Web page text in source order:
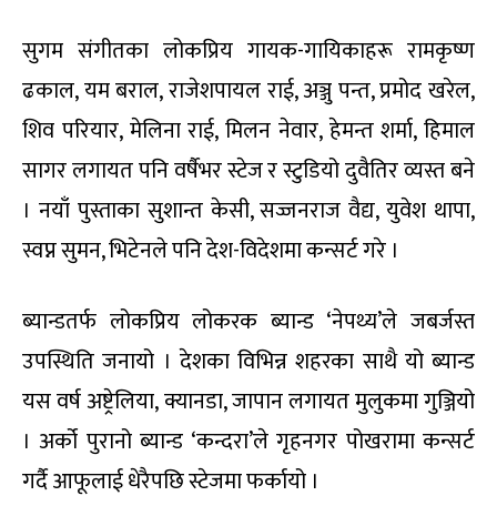
सुगम संगीतका लोकप्रिय गायक-गायिकाहरू रामकृष्ण
ढकाल, यम बराल, राजेशपायल राई, अञ्जु पन्त, प्रमोद खरेल,
शिव परियार, मेलिना राई, मिलन नेवार, हेमन्त शर्मा, हिमाल
सागर लगायत पनि वर्षैभर स्टेज र स्टुडियो दुवैतिर व्यस्त बने
। नयाँ पुस्ताका सुशान्त केसी, सज्जनराज वैद्य, युवेश थापा,
स्वप्न सुमन, भिटेनले पनि देश-विदेशमा कन्सर्ट गरे ।
ब्यान्डतर्फ लोकप्रिय लोकरक ब्यान्ड ‘नेपथ्य’ले जबर्जस्त
उपस्थिति जनायो । देशका विभिन्न शहरका साथै यो ब्यान्ड
यस वर्ष अष्ट्रेलिया, क्यानडा, जापान लगायत मुलुकमा गुञ्जियो
। अर्को पुरानो ब्यान्ड ‘कन्दरा’ले गृहनगर पोखरामा कन्सर्ट
गर्दै आफूलाई धेरैपछि स्टेजमा फर्कायो ।